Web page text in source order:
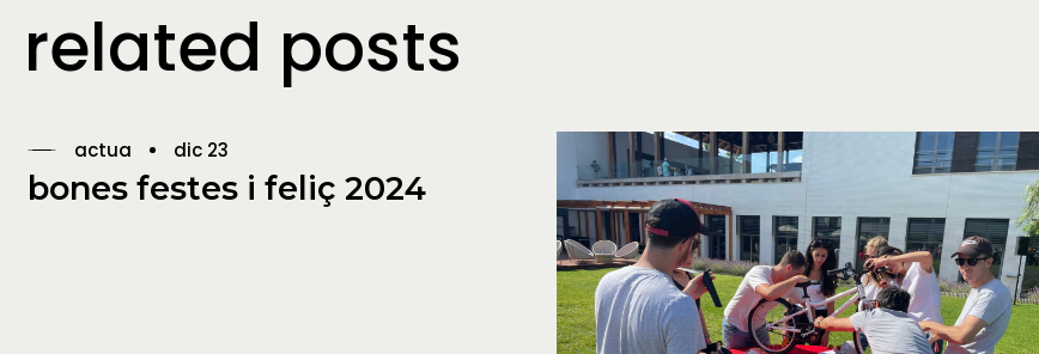
related posts
actua dic 23
bones festes i feliç 2024